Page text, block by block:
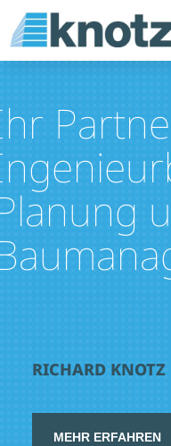
RICHARD KNOTZ
MEHR ERFAHREN